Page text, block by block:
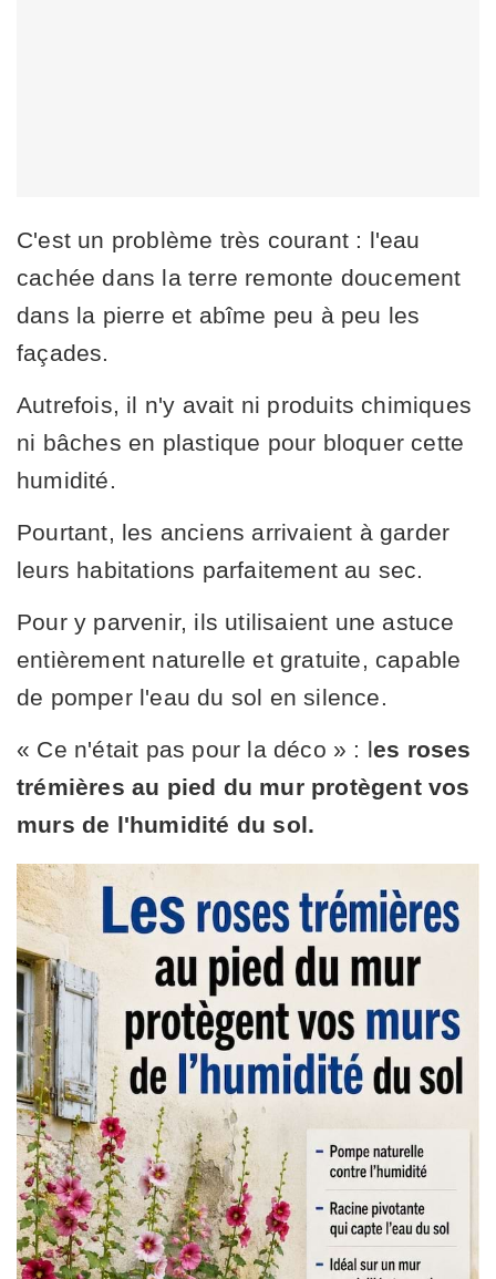
C'est un problème très courant : l'eau
cachée dans la terre remonte doucement
dans la pierre et abîme peu à peu les
façades.
Autrefois, il n'y avait ni produits chimiques
ni bâches en plastique pour bloquer cette
humidité.
Pourtant, les anciens arrivaient à garder
leurs habitations parfaitement au sec.
Pour y parvenir, ils utilisaient une astuce
entièrement naturelle et gratuite, capable
de pomper l'eau du sol en silence.
« Ce n'était pas pour la déco » : les roses
trémières au pied du mur protègent vos
murs de l'humidité du sol.